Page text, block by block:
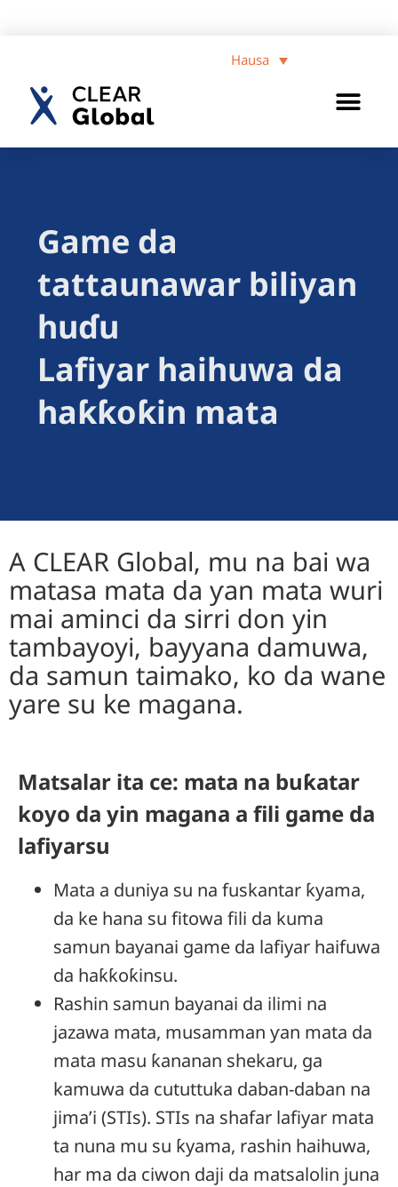
Hausa
Game da
tattaunawar biliyan
huɗu
Lafiyar haihuwa da
haƙƙoƙin mata
A CLEAR Global, mu na bai wa
matasa mata da ƴan mata wuri
mai aminci da sirri don yin
tambayoyi, bayyana damuwa,
da samun taimako, ko da wane
yare su ke magana.
Matsalar ita ce: mata na buƙatar
koyo da yin magana a fili game da
lafiyarsu
Mata a duniya su na fuskantar ƙyama,
da ke hana su fitowa fili da kuma
samun bayanai game da lafiyar haifuwa
da haƙƙoƙinsu.
Rashin samun bayanai da ilimi na
jazawa mata, musamman ƴan mata da
mata masu ƙananan shekaru, ga
kamuwa da cututtuka daban-daban na
jima’i (STIs). STIs na shafar lafiyar mata
ta nuna mu su ƙyama, rashin haihuwa,
har ma da ciwon daji da matsalolin juna